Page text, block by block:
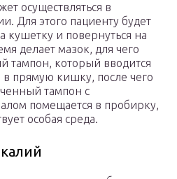
осуществляться в
Для этого пациенту будет
кушетку и повернуться на
делает мазок, для чего
тампон, который вводится
прямую кишку, после чего
тампон с
помещается в пробирку,
особая среда.